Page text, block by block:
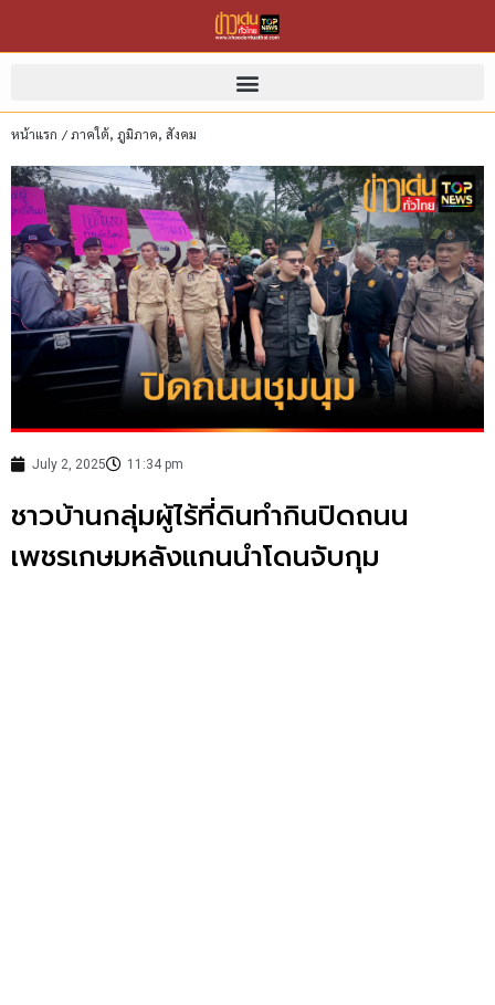
หน้าแรก /ภาคใต้, ภูมิภาค, สังคม
July 2, 2025 11:34 pm
ชาวบ้านกลุ่มผู้ไร้ที่ดินทำกินปิดถนน
เพชรเกษมหลังแกนนำโดนจับกุม